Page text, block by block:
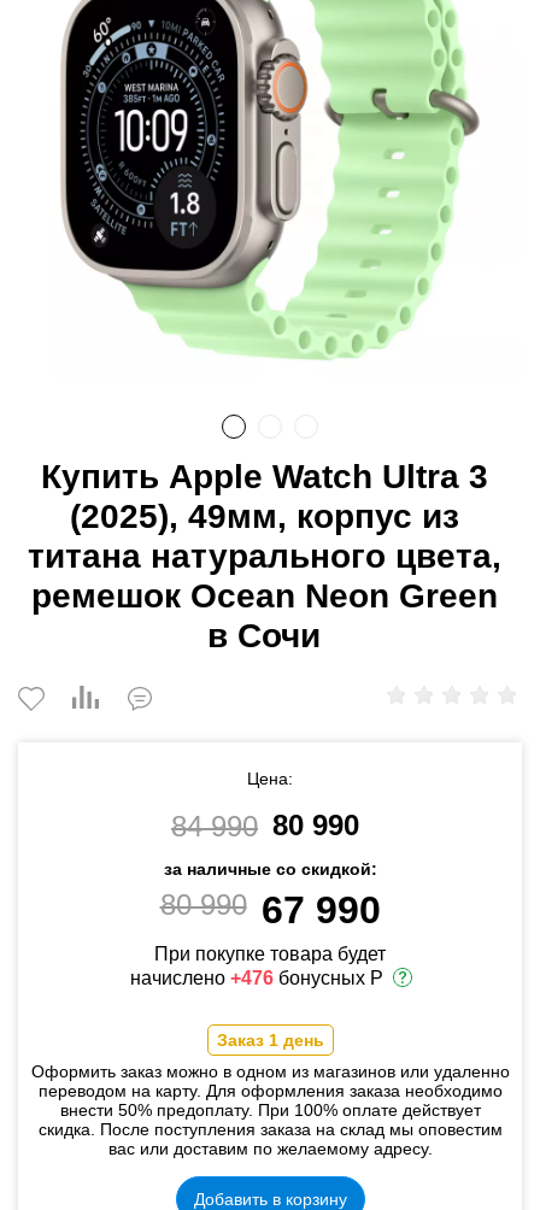
Купить Apple Watch Ultra 3
(2025), 49мм, корпус из
титана натурального цвета,
ремешок Ocean Neon Green
в Сочи
Цена:
84 990 80 990
за наличные со скидкой:
80 990 67 990
При покупке товара будет
начислено +476 бонусных Р
Заказ 1 день
Оформить заказ можно в одном из магазинов или удаленно
переводом на карту. Для оформления заказа необходимо
внести 50% предоплату. При 100% оплате действует
скидка. После поступления заказа на склад мы оповестим
вас или доставим по желаемому адресу.
Добавить в корзину